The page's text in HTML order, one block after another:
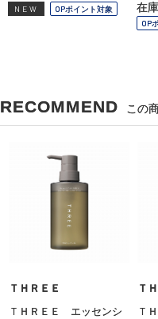
NEW OPポイント対象 在
OP
RECOMMEND この
ＴＨＲＥＥ
ＴＨＲＥＥ エッセンシ
Ｔ
Ｔ